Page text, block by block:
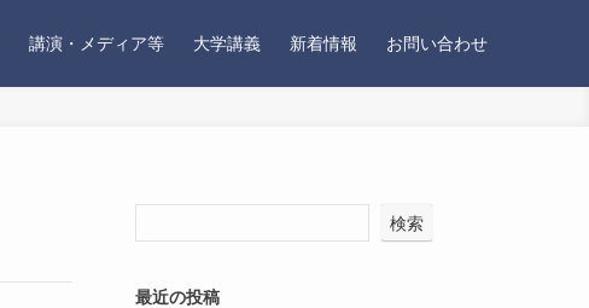
講演・メディア等 大学講義 新着情報 お問い合わせ
検索
最近の投稿